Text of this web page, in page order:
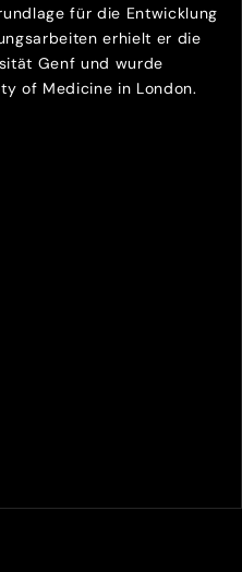
für die Entwicklung
erhielt er die
Genf und wurde
of Medicine in London.